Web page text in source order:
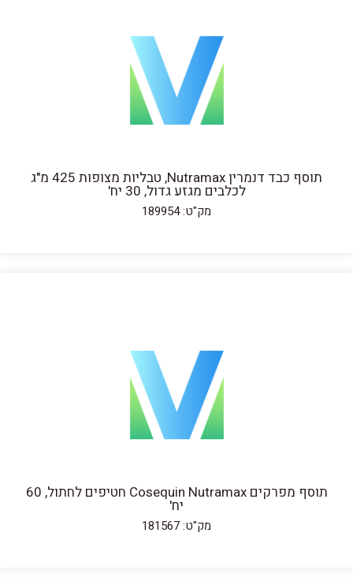
תוסף כבד דנמרין Nutramax, טבליות מצופות 425 מ"ג
לכלבים מגזע גדול, 30 יח'
מק"ט: 189954
תוסף מפרקים Cosequin Nutramax חטיפים לחתול, 60
יח'
מק"ט: 181567